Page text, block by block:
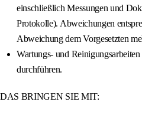
einschließlich Messungen und
Protokolle). Abweichungen
Abweichung dem Vorgesetzten
Wartungs- und
durchführen.
DAS BRINGEN SIE MIT: